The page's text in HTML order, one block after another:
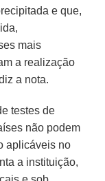
e que,
mais
a realização
a nota.
testes de
não podem
aplicáveis no
a instituição,